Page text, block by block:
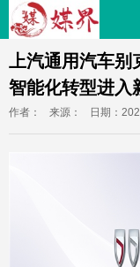
上汽通用汽车别
智能化转型进入
作者： 来源： 日期：